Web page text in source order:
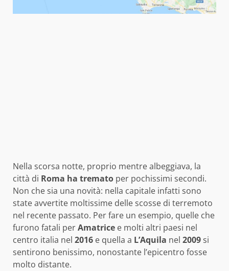
Nella scorsa notte, proprio mentre albeggiava, la
città di Roma ha tremato per pochissimi secondi.
Non che sia una novità: nella capitale infatti sono
state avvertite moltissime delle scosse di terremoto
nel recente passato. Per fare un esempio, quelle che
furono fatali perAmatrice e molti altri paesi nel
centro italia nel 2016 e quella a L’Aquila nel 2009si
sentirono benissimo, nonostante l’epicentro fosse
molto distante.